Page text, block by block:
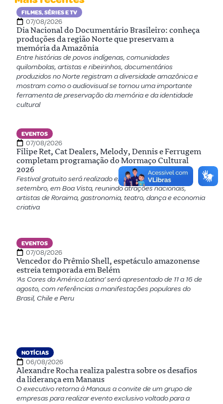
FILMES, SÉRIES E TV
07/08/2026
Dia Nacional do Documentário Brasileiro: conheça
produções da região Norte que preservam a
memória da Amazônia
Entre histórias de povos indígenas, comunidades
quilombolas, artistas e ribeirinhos, documentários
produzidos no Norte registram a diversidade amazônica e
mostram como o audiovisual se tornou uma importante
ferramenta de preservação da memória e da identidade
cultural
EVENTOS
07/08/2026
Filipe Ret, Cat Dealers, Melody, Dennis e Ferrugem
completam programação do Mormaço Cultural
2026
Festival gratuito será realizado entre os dias 9 e 20 de
setembro, em Boa Vista, reunindo atrações nacionais,
artistas de Roraima, gastronomia, teatro, dança e economia
criativa
EVENTOS
07/08/2026
Vencedor do Prêmio Shell, espetáculo amazonense
estreia temporada em Belém
‘As Cores da América Latina’ será apresentado de 11 a 16 de
agosto, com referências a manifestações populares do
Brasil, Chile e Peru
NOTÍCIAS
06/08/2026
Alexandre Rocha realiza palestra sobre os desafios
da liderança em Manaus
O executivo retorna à Manaus a convite de um grupo de
empresas para realizar evento exclusivo voltado para a